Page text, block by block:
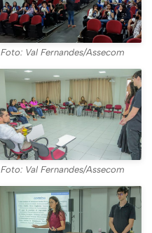
Foto: Val Fernandes/Assecom
Foto: Val Fernandes/Assecom